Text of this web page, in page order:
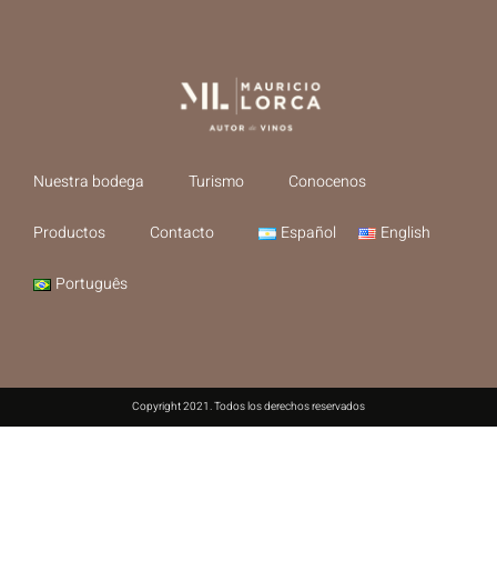
Nuestra bodega Turismo Conocenos
Productos Contacto Español English
Português
Copyright 2021. Todos los derechos reservados